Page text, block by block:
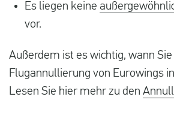
Es liegen keine
vor.
Außerdem ist es wichtig, wann
Flugannullierung von Eurowings
Lesen Sie hier mehr zu den